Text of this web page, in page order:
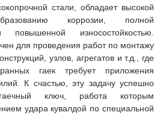
стали, обладает высокой
коррозии, полной
повышенной износостойкостью.
для проведения работ по монтажу
узлов, агрегатов и т.д., где
гаек требует приложения
К счастью, эту задачу успешно
ключ, работа которым
удара кувалдой по специальной